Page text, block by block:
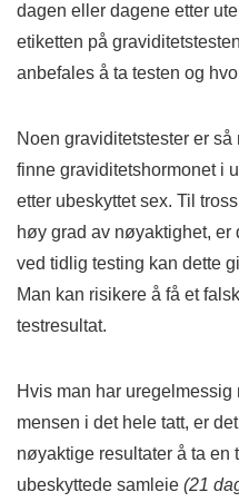
dagen eller dagene etter
etiketten på
anbefales å ta testen og
Noen graviditetstester er
finne graviditetshormonet i
etter ubeskyttet sex. Til
høy grad av nøyaktighet,
ved tidlig testing kan dette
Man kan risikere å få et
testresultat.
Hvis man har
mensen i det hele tatt, er
nøyaktige resultater å ta en
ubeskyttede samleie (21